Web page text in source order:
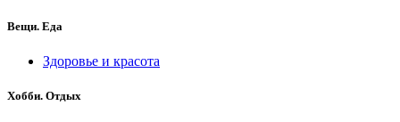
Вещи. Еда
Здоровье и красота
Хобби. Отдых